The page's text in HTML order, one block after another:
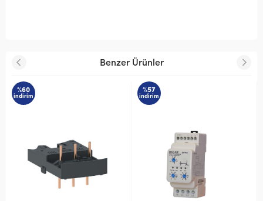
Benzer Ürünler
%60
indirim
%57
indirim